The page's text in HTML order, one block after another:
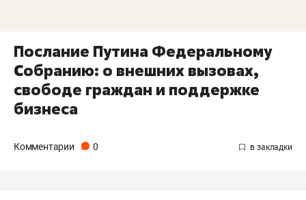
Послание Путина Федеральному
Собранию: о внешних вызовах,
свободе граждан и поддержке
бизнеса
Комментарии 0